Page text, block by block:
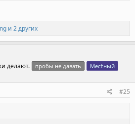
и 2 других
делают. пробы не давать Мес†ный
#25